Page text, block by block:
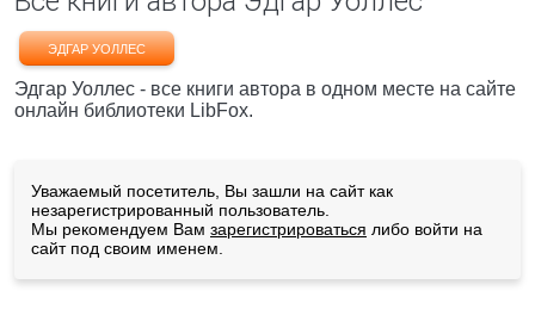
ЭДГАР УОЛЛЕС
Эдгар Уоллес - все книги автора в одном месте на сайте
онлайн библиотеки LibFox.
Уважаемый посетитель, Вы зашли на сайт как
незарегистрированный пользователь.
Мы рекомендуем Вам зарегистрироваться либо войти на
сайт под своим именем.